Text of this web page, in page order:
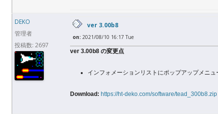
DEKO
管理者
投稿数: 2697
ver 3.00b8
on: 2021/08/10 16:17 Tue
ver 3.00b8 の変更点
インフォメーションリストにポップアップメニュ
Download: https://ht-deko.com/software/tead_300b8.zip